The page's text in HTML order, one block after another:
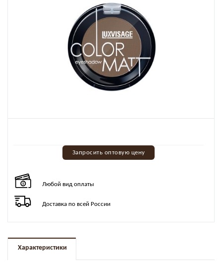
Запросить оптовую цену
Любой вид оплаты
Доставка по всей России
Характеристики